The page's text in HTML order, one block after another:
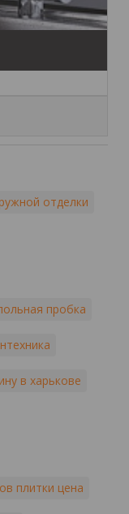
отделки
пробка
в харькове
плитки цена